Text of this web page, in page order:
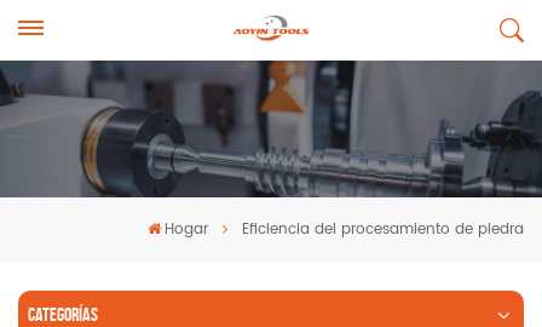
Hogar Eficiencia del procesamiento de piedra
CATEGORÍAS